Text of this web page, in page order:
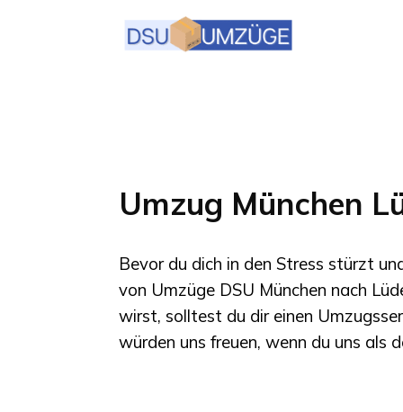
Umzug München
Bevor du dich in den Stress stürzt
von Umzüge DSU München nach
wirst, solltest du dir einen
würden uns freuen, wenn du uns als